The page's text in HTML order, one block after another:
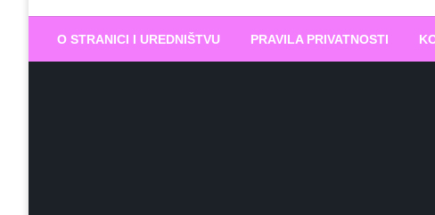
Biram DOBRO
O STRANICI I UREDNIŠTVU PRAVILA PRIVATNOSTI